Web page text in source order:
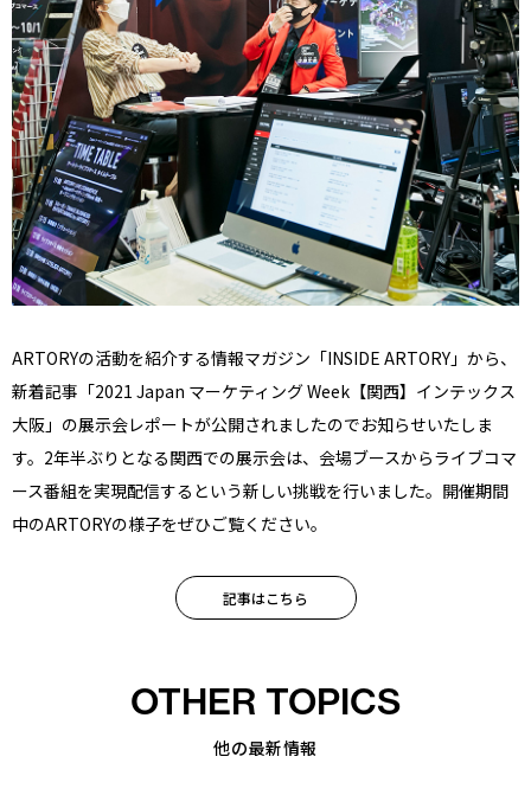
ARTORYの活動を紹介する情報マガジン「INSIDE ARTORY」から、
新着記事「2021 Japan マーケティング Week【関西】インテックス
大阪」の展示会レポートが公開されましたのでお知らせいたしま
す。2年半ぶりとなる関西での展示会は、会場ブースからライブコマ
ース番組を実現配信するという新しい挑戦を行いました。開催期間
中のARTORYの様子をぜひご覧ください。
記事はこちら
OTHER TOPICS
他の最新情報